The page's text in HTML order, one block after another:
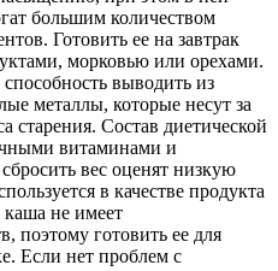
большим количеством
Готовить ее на завтрак
морковью или орехами.
выводить из
металлы, которые несут за
старения. Состав диетической
витаминами и
вес оценят низкую
в качестве продукта
каша не имеет
поэтому готовить ее для
Если нет проблем с